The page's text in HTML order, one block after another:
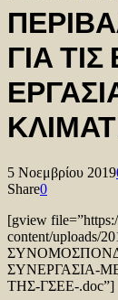
ΓΙΑ
5 Νοεμβρίου 2019
Share0
[gview
content/uploads/
ΣΥΝΕΡΓΑΣΙΑ-
ΤΗΣ-ΓΣΕΕ-.doc”]